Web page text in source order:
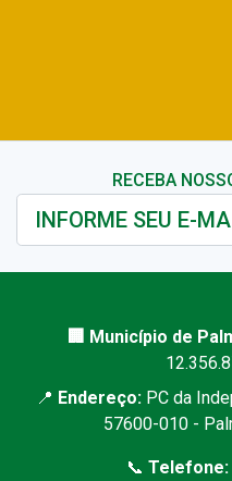
RECEBA
🏢 Município de
📍 Endereço: PC da
57600-010 -
📞 Telefone: